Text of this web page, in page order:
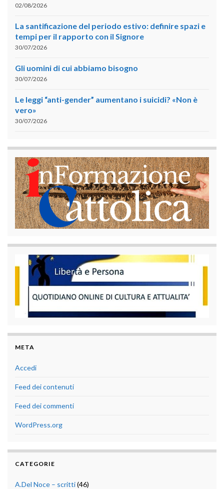
02/08/2026
La santificazione del periodo estivo: definire spazi e
tempi per il rapporto con il Signore
30/07/2026
Gli uomini di cui abbiamo bisogno
30/07/2026
Le leggi “anti-gender” aumentano i suicidi? «Non è
vero»
30/07/2026
META
Accedi
Feed dei contenuti
Feed dei commenti
WordPress.org
CATEGORIE
A.Del Noce – scritti(46)